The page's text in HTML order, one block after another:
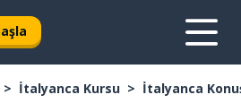
İtalyanca Kursu İtalyanca